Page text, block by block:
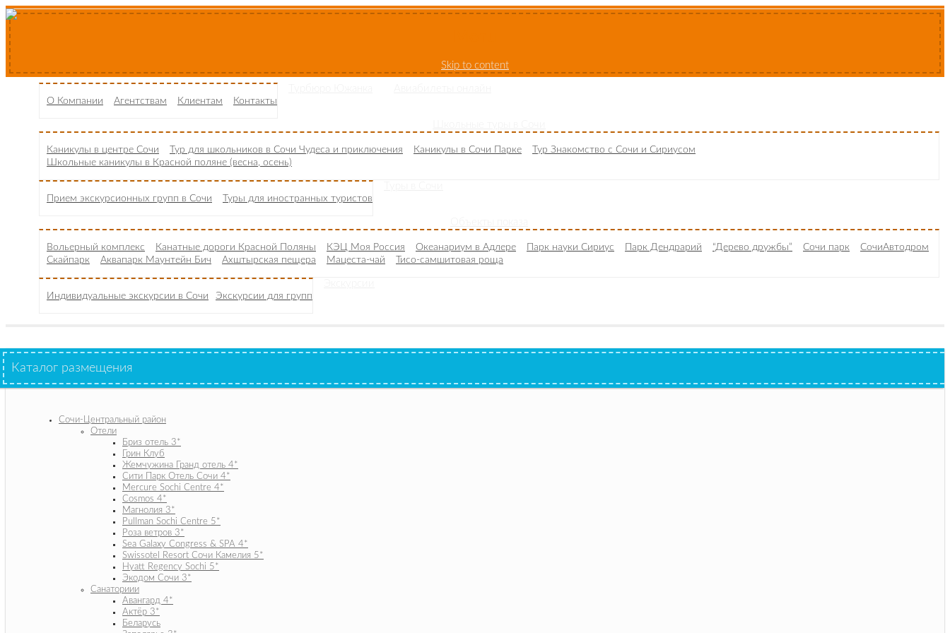
Skip to content
О Компании Агентствам Клиентам Контакты
Каникулы в центре Сочи Тур для школьников в Сочи Чудеса и приключения Каникулы в Сочи Парке
Тур Знакомство с Сочи и Сириусом
Школьные каникулы в Красной поляне (весна, осень)
Прием экскурсионных групп в Сочи Туры для иностранных туристов
Вольерный комплекс Канатные дороги Красной Поляны КЭЦ Моя Россия Океанариум в Адлере Парк науки Сириус Парк Дендрарий “Дерево дружбы” Сочи парк
СочиАвтодром
Скайпарк
Аквапарк Маунтейн Бич Ахштырская пещера Мацеста-чай Тисо-самшитовая роща
Индивидуальные экскурсии в Сочи Экскурсии для групп
Каталог размещения
Сочи-Центральный район
Отели
Бриз отель 3*
Грин Клуб
Жемчужина Гранд отель 4*
Сити Парк Отель Сочи 4*
Mercure Sochi Centre 4*
Cosmos 4*
Магнолия 3*
Pullman Sochi Сеntre 5*
Роза ветров 3*
Sea Galaxy Congress & SPA 4*
Swissotel Resort Сочи Камелия 5*
Hyatt Regency Sochi 5*
Экодом Сочи 3*
Санаториии
Авангард 4*
Актёр 3*
Беларусь